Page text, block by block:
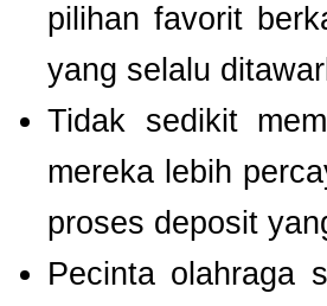
pilihan favorit
yang selalu
Tidak sedikit
mereka lebih
proses deposit
Pecinta olahraga